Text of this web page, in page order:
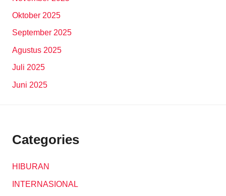
Oktober 2025
September 2025
Agustus 2025
Juli 2025
Juni 2025
Categories
HIBURAN
INTERNASIONAL